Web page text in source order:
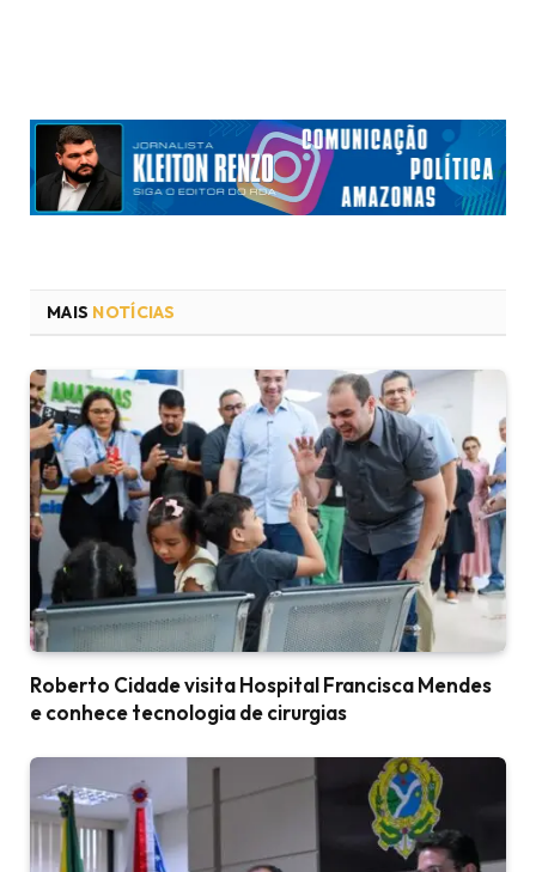
MAIS NOTÍCIAS
Roberto Cidade visita Hospital Francisca Mendes
e conhece tecnologia de cirurgias